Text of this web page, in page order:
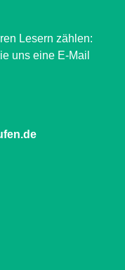
Lesern zählen:
uns eine E-Mail